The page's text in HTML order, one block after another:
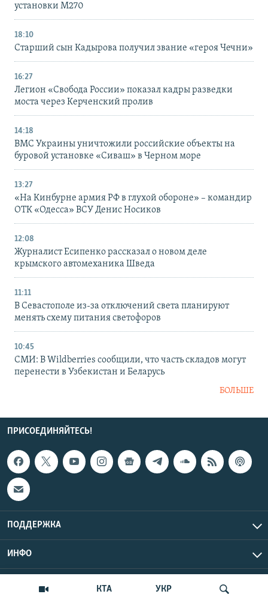
КТА УКР
установки M270
18:10
Старший сын Кадырова получил звание «героя Чечни»
16:27
Легион «Свобода России» показал кадры разведки
моста через Керченский пролив
14:18
ВМС Украины уничтожили российские объекты на
буровой установке «Сиваш» в Черном море
13:27
«На Кинбурне армия РФ в глухой обороне» – командир
ОТК «Одесса» ВСУ Денис Носиков
12:08
Журналист Есипенко рассказал о новом деле
крымского автомеханика Шведа
11:11
В Севастополе из-за отключений света планируют
менять схему питания светофоров
10:45
СМИ: В Wildberries сообщили, что часть складов могут
перенести в Узбекистан и Беларусь
БОЛЬШЕ
ПРИСОЕДИНЯЙТЕСЬ!
ПОДДЕРЖКА
ИНФО
Copyright Крым.Реалии, 2026 | Все права защищены.
UTC+3